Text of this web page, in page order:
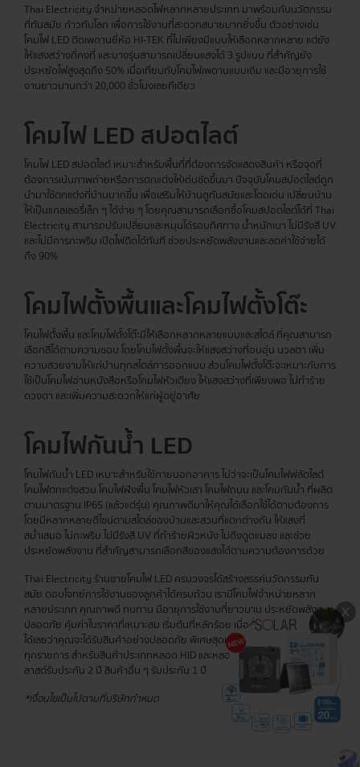
Thai Electricity จำหน่ายหลอดไฟหลากหลายประเภท มาพร้อมกับนวัตกรรม
ที่ทันสมัย ก้าวทันโลก เพื่อการใช้งานที่สะดวกสบายมากยิ่งขึ้น ตัวอย่างเช่น
โคมไฟ LED ติดเพดานยี่ห้อ HI-TEK ที่ไม่เพียงมีแบบให้เลือกหลากหลาย แต่ยัง
ให้แสงสว่างที่คงที่ และบางรุ่นสามารถเปลี่ยนแสงได้ 3 รูปแบบ ที่สำคัญยัง
ประหยัดไฟสูงสุดถึง 50% เมื่อเทียบกับโคมไฟเพดานแบบเดิม และมีอายุการใช้
งานยาวนานกว่า 20,000 ชั่วโมงเลยทีเดียว
โคมไฟ LED สปอตไลต์
โคมไฟ LED สปอตไลต์ เหมาะสำหรับพื้นที่ที่ต้องการจัดแสดงสินค้า หรือจุดที่
ต้องการเน้นภาพถ่ายหรือการตกแต่งให้เด่นชัดขึ้นมา ปัจจุบันโคมสปอตไลต์ถูก
นำมาใช้ตกแต่งที่บ้านมากขึ้น เพื่อเสริมให้บ้านดูทันสมัยและโดดเด่น เปลี่ยนบ้าน
ให้เป็นแกลเลอรี่เล็ก ๆ ได้ง่าย ๆ โดยคุณสามารถเลือกซื้อโคมสปอตไลต์ได้ที่ Thai
Electricity สามารถปรับเปลี่ยนและหมุนได้รอบทิศทาง น้ำหนักเบา ไม่มีรังสี UV
และไม่มีการกะพริบ เปิดไฟติดได้ทันที ช่วยประหยัดพลังงานและลดค่าใช้จ่ายได้
ถึง 90%
โคมไฟตั้งพื้นและโคมไฟตั้งโต๊ะ
โคมไฟตั้งพื้น และโคมไฟตั้งโต๊ะมีให้เลือกหลากหลายแบบและสไตล์ ที่คุณสามารถ
เลือกสีได้ตามความชอบ โดยโคมไฟตั้งพื้นจะให้แสงสว่างที่อบอุ่น นวลตา เพิ่ม
ความสวยงามให้แก่บ้านทุกสไตล์การออกแบบ ส่วนโคมไฟตั้งโต๊ะจะเหมาะกับการ
ใช้เป็นโคมไฟอ่านหนังสือหรือโคมไฟหัวเตียง ให้แสงสว่างที่เพียงพอ ไม่ทำร้าย
ดวงตา และเพิ่มความสะดวกให้แก่ผู้อยู่อาศัย
โคมไฟกันน้ำ LED
โคมไฟกันน้ำ LED เหมาะสำหรับใช้ภายนอกอาคาร ไม่ว่าจะเป็นโคมไฟฟลัดไลต์
โคมไฟตกแต่งสวน โคมไฟฝังพื้น โคมไฟหัวเสา โคมไฟถนน และโคมกันน้ำ ที่ผลิต
ตามมาตรฐาน IP65 (แล้วแต่รุ่น) คุณภาพดีมาให้คุณได้เลือกใช้ได้ตามต้องการ
โดยมีหลากหลายดีไซน์ตามสไตล์ของบ้านและสวนที่แตกต่างกัน ให้แสงที่
สม่ำเสมอ ไม่กะพริบ ไม่มีรังสี UV ที่ทำร้ายผิวหนัง ไม่ดึงดูดแมลง และช่วย
ประหยัดพลังงาน ที่สำคัญสามารถเลือกสีของแสงได้ตามความต้องการด้วย
Thai Electricity ร้านขายโคมไฟ LED ครบวงจรได้สร้างสรรค์นวัตกรรมทัน
สมัย ตอบโจทย์การใช้งานของลูกค้าได้ครบถ้วน เรามีโคมไฟจำหน่ายหลาก
หลายประเภท คุณภาพดี ทนทาน มีอายุการใช้งานที่ยาวนาน ประหยัดพลังงาน
ปลอดภัย คุ้มค่าในราคาที่เหมาะสม เริ่มต้นที่หลักร้อย เมื่อสั่งสินค้ากับเรา มั่นใจ
ได้เลยว่าคุณจะได้รับสินค้าอย่างปลอดภัย พิเศษสุดเมื่อซื้อครบ 400 บาท ส่งฟรี
ทุกรายการ สำหรับสินค้าประเภทหลอด HID และหลอดไส้ รับประกัน 6 เดือน บา
ลาสต์รับประกัน 2 ปี สินค้าอื่น ๆ รับประกัน 1 ปี
*เงื่อนไขเป็นไปตามที่บริษัทกำหนด